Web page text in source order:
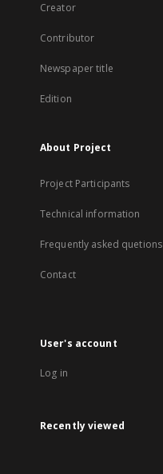
Creator
Contributor
Newspaper title
Edition
About Project
Project Participants
Technical information
Frequently asked quetions
Contact
User's account
Log in
Recently viewed